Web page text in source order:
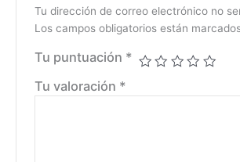
Tu dirección de correo electrónico no
Los campos obligatorios están
Tu puntuación *
Tu valoración *